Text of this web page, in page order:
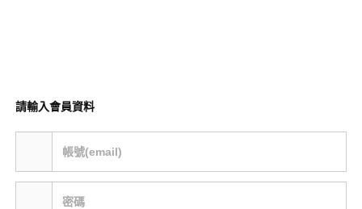
請輸入會員資料
帳號(email)
密碼